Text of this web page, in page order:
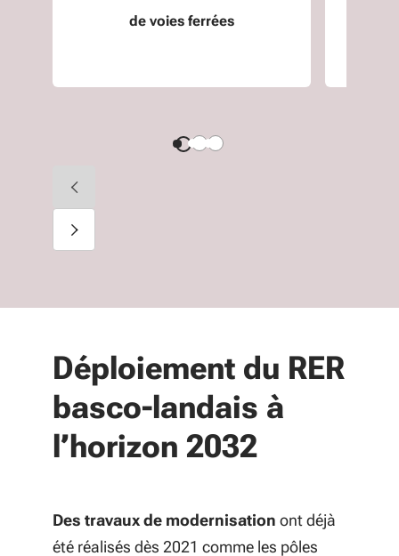
Diapositive précédente
de voies ferrées
Diapositive suivante
Déploiement du RER
basco-landais à
l’horizon 2032
Des travaux de modernisation ont déjà
été réalisés dès 2021 comme les pôles